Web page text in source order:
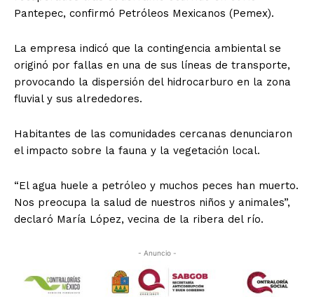
Pantepec, confirmó Petróleos Mexicanos (Pemex).
La empresa indicó que la contingencia ambiental se
originó por fallas en una de sus líneas de transporte,
provocando la dispersión del hidrocarburo en la zona
fluvial y sus alrededores.
Habitantes de las comunidades cercanas denunciaron
el impacto sobre la fauna y la vegetación local.
“El agua huele a petróleo y muchos peces han muerto.
Nos preocupa la salud de nuestros niños y animales”,
declaró María López, vecina de la ribera del río.
- Anuncio -